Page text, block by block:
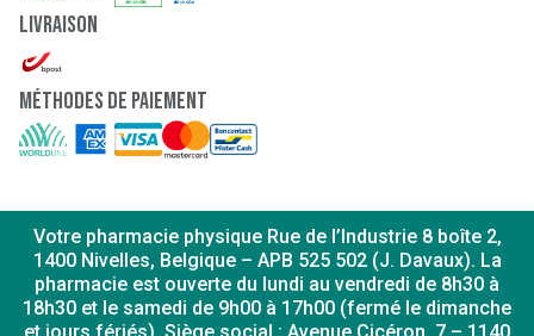
Livraison
Méthodes de paiement
Votre pharmacie physique Rue de l’Industrie 8 boîte 2,
1400 Nivelles, Belgique – APB 525 502 (J. Davaux). La
pharmacie est ouverte du lundi au vendredi de 8h30 à
18h30 et le samedi de 9h00 à 17h00 (fermé le dimanche